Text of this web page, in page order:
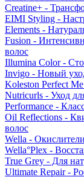
Creatine+ -
EIMI Styling -
Elements -
Fusion -
волос
Illumina Color -
Invigo - Новый
Koleston Perfect
Nutricurls - Уход
Performance -
Oil Reflections -
волос
Wella - Окислители
Wella°Plex -
True Grey - Для
Ultimate Repair -